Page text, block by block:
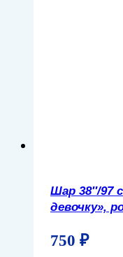
Шар 38″/97
девочку»,
750 ₽